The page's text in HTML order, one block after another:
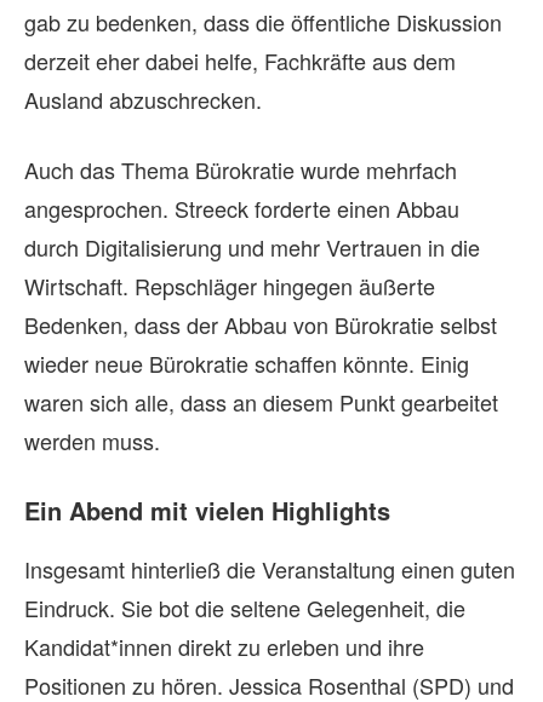
gab zu bedenken, dass die öffentliche Diskussion
derzeit eher dabei helfe, Fachkräfte aus dem
Ausland abzuschrecken.
Auch das Thema Bürokratie wurde mehrfach
angesprochen. Streeck forderte einen Abbau
durch Digitalisierung und mehr Vertrauen in die
Wirtschaft. Repschläger hingegen äußerte
Bedenken, dass der Abbau von Bürokratie selbst
wieder neue Bürokratie schaffen könnte. Einig
waren sich alle, dass an diesem Punkt gearbeitet
werden muss.
Ein Abend mit vielen Highlights
Insgesamt hinterließ die Veranstaltung einen guten
Eindruck. Sie bot die seltene Gelegenheit, die
Kandidat*innen direkt zu erleben und ihre
Positionen zu hören. Jessica Rosenthal (SPD) und